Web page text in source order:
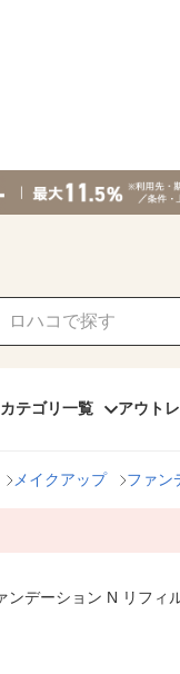
カテゴリ一覧 アウト
メイクアップ ファン